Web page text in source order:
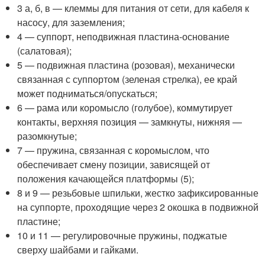
3 а, б, в — клеммы для питания от сети, для кабеля к
насосу, для заземления;
4 — суппорт, неподвижная пластина-основание
(салатовая);
5 — подвижная пластина (розовая), механически
связанная с суппортом (зеленая стрелка), ее край
может подниматься/опускаться;
6 — рама или коромысло (голубое), коммутирует
контакты, верхняя позиция — замкнуты, нижняя —
разомкнутые;
7 — пружина, связанная с коромыслом, что
обеспечивает смену позиции, зависящей от
положения качающейся платформы (5);
8 и 9 — резьбовые шпильки, жестко зафиксированные
на суппорте, проходящие через 2 окошка в подвижной
пластине;
10 и 11 — регулировочные пружины, поджатые
сверху шайбами и гайками.